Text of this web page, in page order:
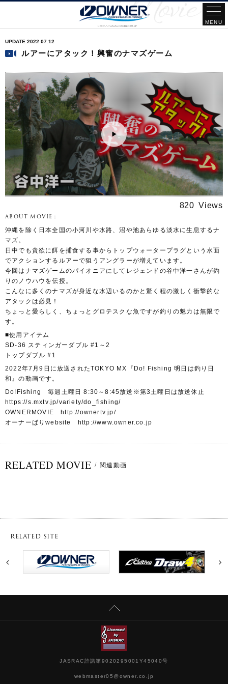
2022.07.12
ルアーにアタック！興奮のナマズゲーム
820
ABOUT MOVIE：
沖縄を除く日本全国の小河川や水路、沼や池あらゆる淡水に生息するナ
マズ。
日中でも貪欲に餌を捕食する事からトップウォータープラグという水面
でアクションするルアーで狙うアングラーが増えています。
今回はナマズゲームのパイオニアにしてレジェンドの谷中洋一さんが釣
りのノウハウを伝授。
こんなに多くのナマズが身近な水辺いるのかと驚く程の激しく衝撃的な
アタックは必見！
ちょっと愛らしく、ちょっとグロテスクな魚ですが釣りの魅力は無限で
す。
■使用アイテム
SD-36 スティンガーダブル #1～2
トップダブル #1
2022年7月9日に放送されたTOKYO MX『Do! Fishing 明日は釣り日
和』の動画です。
Do!Fishing 毎週土曜日 8:30～8:45放送※第3土曜日は放送休止
https://s.mxtv.jp/variety/do_fishing/
OWNERMOVIE http://ownertv.jp/
オーナーばりwebsite http://www.owner.co.jp
RELATED MOVIE / 関連動画
RELATED SITE
JASRAC許諾第9020295001Y45040号
webmaster05@owner.co.jp